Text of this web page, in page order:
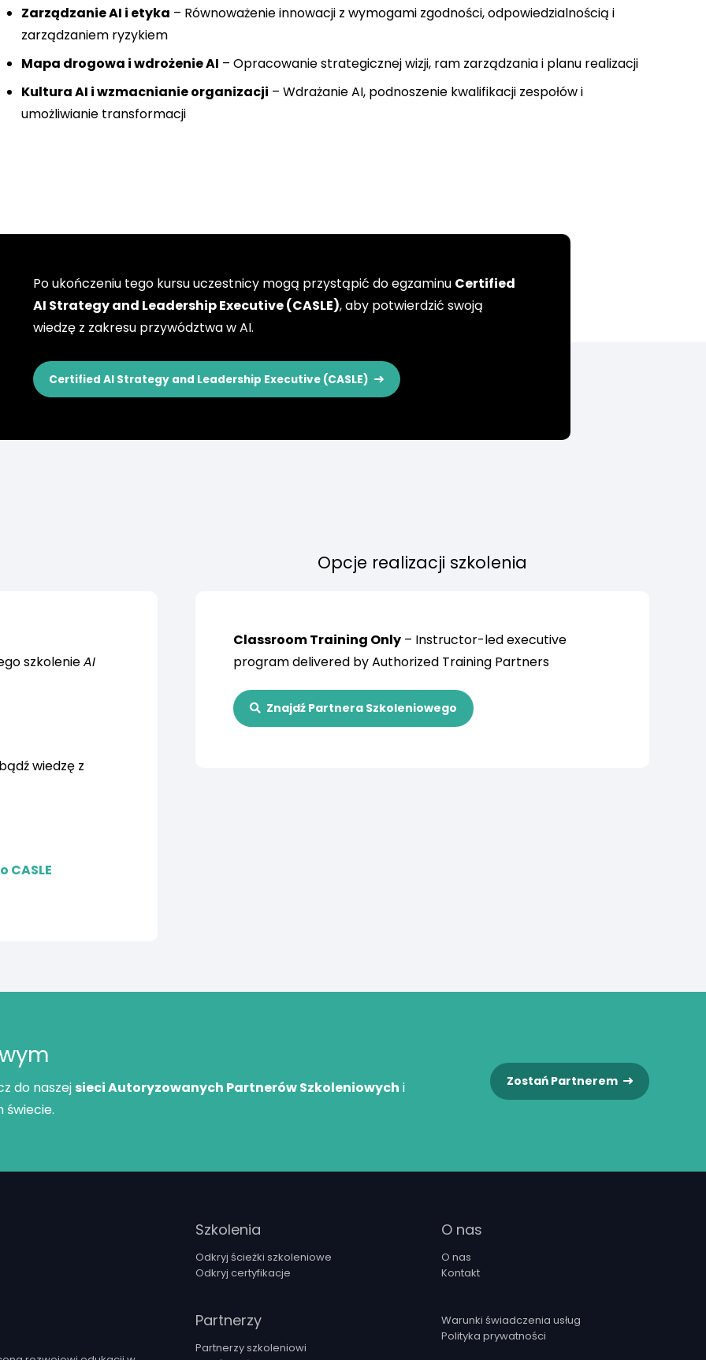
Zarządzanie AI i etyka – Równoważenie innowacji z wymogami zgodności, odpowiedzialnością i
zarządzaniem ryzykiem
Mapa drogowa i wdrożenie AI – Opracowanie strategicznej wizji, ram zarządzania i planu realizacji
Kultura AI i wzmacnianie organizacji – Wdrażanie AI, podnoszenie kwalifikacji zespołów i
umożliwianie transformacji
Po ukończeniu tego kursu uczestnicy mogą przystąpić do egzaminu Certified
AI Strategy and Leadership Executive (CASLE), aby potwierdzić swoją
wiedzę z zakresu przywództwa w AI.
Certified AI Strategy and Leadership Executive (CASLE)
szkolenieAI
wiedzę z
Opcje realizacji szkolenia
Classroom Training Only – Instructor-led executive
program delivered by Authorized Training Partners
Znajdź Partnera Szkoleniowego
do naszej sieci Autoryzowanych Partnerów Szkoleniowych i
świecie.
Zostań Partnerem
Szkolenia
Odkryj ścieżki szkoleniowe
Odkryj certyfikacje
Partnerzy
Partnerzy szkoleniowi
O nas
O nas
Kontakt
Warunki świadczenia usług
Polityka prywatności